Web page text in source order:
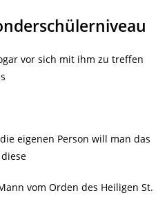
vor sich mit ihm zu treffen
eigenen Person will man das
vom Orden des Heiligen St.